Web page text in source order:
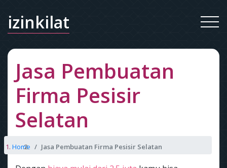
izinkilat
Jasa Pembuatan
Firma Pesisir
Selatan
Home Jasa Pembuatan Firma Pesisir Selatan